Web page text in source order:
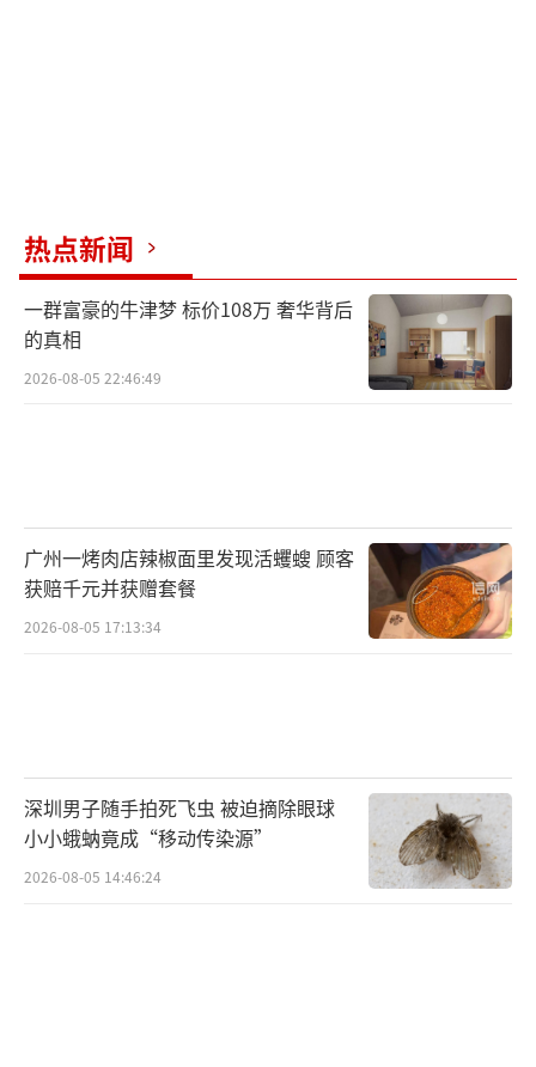
热点新闻
一群富豪的牛津梦 标价108万 奢华背后
的真相
2026-08-05 22:46:49
广州一烤肉店辣椒面里发现活蠼螋 顾客
获赔千元并获赠套餐
2026-08-05 17:13:34
深圳男子随手拍死飞虫 被迫摘除眼球
小小蛾蚋竟成“移动传染源”
2026-08-05 14:46:24